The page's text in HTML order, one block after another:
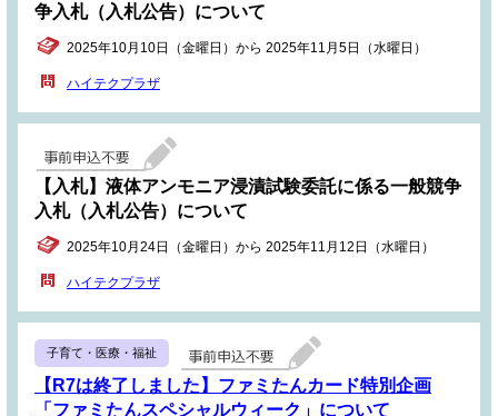
争入札（入札公告）について
2025年10月10日（金曜日）から 2025年11月5日（水曜日）
ハイテクプラザ
【入札】液体アンモニア浸漬試験委託に係る一般競争
入札（入札公告）について
2025年10月24日（金曜日）から 2025年11月12日（水曜日）
ハイテクプラザ
子育て・医療・福祉
【R7は終了しました】ファミたんカード特別企画
「ファミたんスペシャルウィーク」について